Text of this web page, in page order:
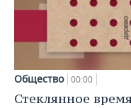
Общество 00:00
Стеклянное